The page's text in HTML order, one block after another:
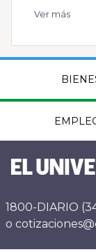
Ver más
1800-DIARIO
o